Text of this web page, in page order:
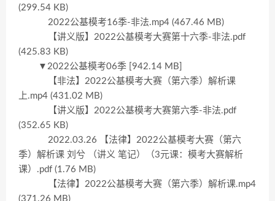
(299.54 KB)
2022公基模考16季-非法.mp4 (467.46 MB)
【讲义版】2022公基模考大赛第十六季-非法.pdf
(425.83 KB)
▼2022公基模考06季 [942.14 MB]
【非法】2022公基模考大赛（第六季）解析课
上.mp4 (431.02 MB)
【讲义版】2022公基模考大赛第六季-非法.pdf
(352.65 KB)
2022.03.26 【法律】2022公基模考大赛（第六
季）解析课 刘兮 （讲义 笔记）（3元课：模考大赛解析
课）.pdf (1.76 MB)
【法律】2022公基模考大赛（第六季）解析课.mp4
(371.26 MB)